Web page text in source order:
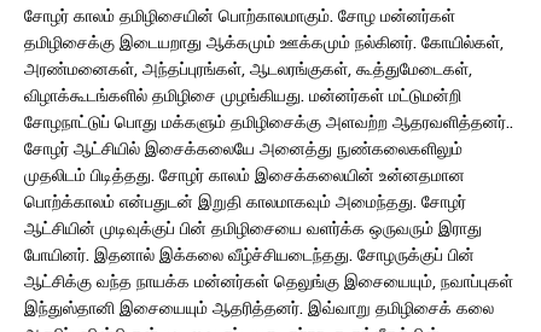
சோழர் காலம் தமிழிசையின் பொற்காலமாகும். சோழ மன்னர்கள்
தமிழிசைக்கு இடையறாது ஆக்கமும் ஊக்கமும் நல்கினர். கோயில்கள்,
அரண்மனைகள், அந்தப்புரங்கள், ஆடலரங்குகள், கூத்துமேடைகள்,
விழாக்கூடங்களில் தமிழிசை முழங்கியது. மன்னர்கள் மட்டுமன்றி
சோழநாட்டுப் பொது மக்களும் தமிழிசைக்கு அளவற்ற ஆதரவளித்தனர்..
சோழர் ஆட்சியில் இசைக்கலையே அனைத்து நுண்கலைகளிலும்
முதலிடம் பிடித்தது. சோழர் காலம் இசைக்கலையின் உன்னதமான
பொற்க்காலம் என்பதுடன் இறுதி காலமாகவும் அமைந்தது. சோழர்
ஆட்சியின் முடிவுக்குப் பின் தமிழிசையை வளர்க்க ஒருவரும் இராது
போயினர். இதனால் இக்கலை வீழ்ச்சியடைந்தது. சோழருக்குப் பின்
ஆட்சிக்கு வந்த நாயக்க மன்னர்கள் தெலுங்கு இசையையும், நவாப்புகள்
இந்துஸ்தானி இசையையும் ஆதரித்தனர். இவ்வாறு தமிழிசைக் கலை